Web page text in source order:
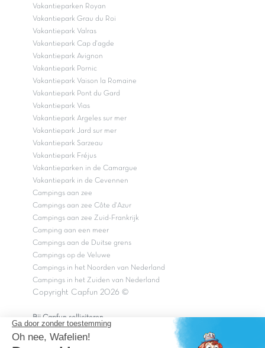
Vakantieparken Royan
Vakantiepark Grau du Roi
Vakantiepark Valras
Vakantiepark Cap d'agde
Vakantiepark Avignon
Vakantiepark Pornic
Vakantiepark Vaison la Romaine
Vakantiepark Pont du Gard
Vakantiepark Vias
Vakantiepark Argeles sur mer
Vakantiepark Jard sur mer
Vakantiepark Sarzeau
Vakantiepark Fréjus
Vakantieparken in de Camargue
Vakantiepark in de Cevennen
Campings aan zee
Campings aan zee Côte d'Azur
Campings aan zee Zuid-Frankrijk
Camping aan een meer
Campings aan de Duitse grens
Campings op de Veluwe
Campings in het Noorden van Nederland
Campings in het Zuiden van Nederland
Copyright Capfun 2026 ©
Bij Capfun solliciteren
Dutchbox Vakantiepark